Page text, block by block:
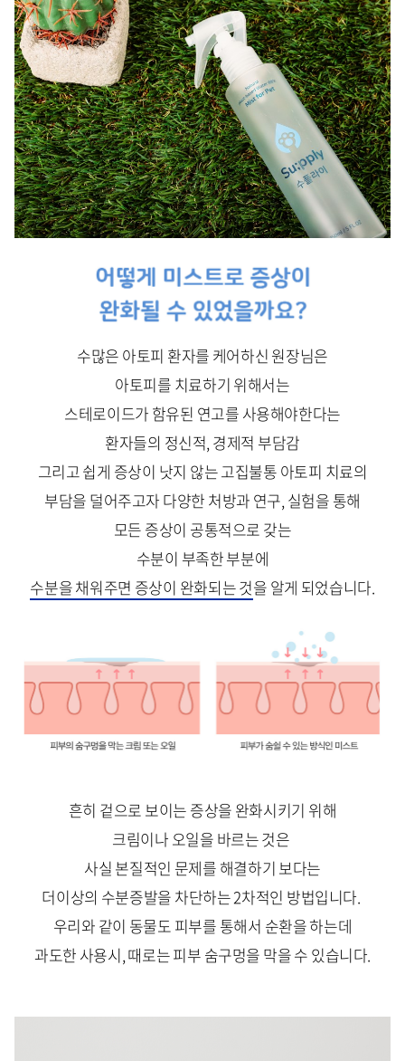
수많은 아토피 환자를 케어하신 원장님은
아토피를 치료하기 위해서는
스테로이드가 함유된 연고를 사용해야한다는
환자들의 정신적, 경제적 부담감
그리고 쉽게 증상이 낫지 않는 고집불통 아토피 치료의
부담을 덜어주고자 다양한 처방과 연구, 실험을 통해
모든 증상이 공통적으로 갖는
수분이 부족한 부분에
수분을 채워주면 증상이 완화되는 것을 알게 되었습니다.
흔히 겉으로 보이는 증상을 완화시키기 위해
크림이나 오일을 바르는 것은
사실 본질적인 문제를 해결하기 보다는
더이상의 수분증발을 차단하는 2차적인 방법입니다.
우리와 같이 동물도 피부를 통해서 순환을 하는데
과도한 사용시, 때로는 피부 숨구멍을 막을 수 있습니다.